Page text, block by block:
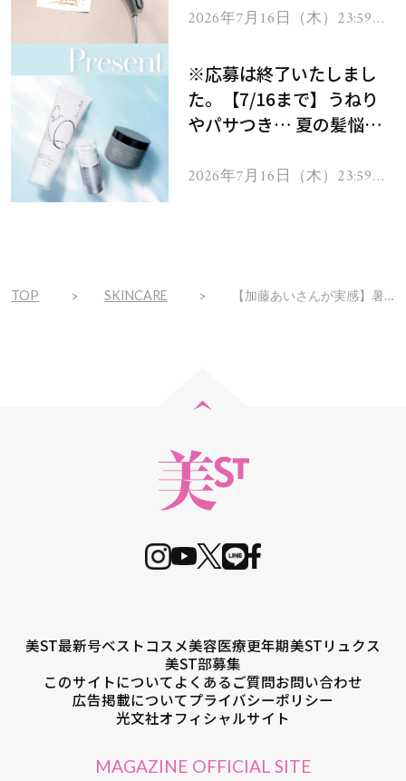
ヘアドライヤー ジュエル
2026年7月16日（木）23:59ま
※応募は終了いたしまし
た。【7/16まで】うねり
やパサつき… 夏の髪悩み
ムを13名様にプレゼン
2026年7月16日（木）23:59ま
TOP SKINCARE 【加藤あいさんが実感】暑い夏に最適！ケアも防御も頼りになる新名品・ノーファンデUV
美ST最新号ベストコスメ美容医療更年期美STリュクス
美ST部募集
このサイトについてよくあるご質問お問い合わせ
広告掲載についてプライバシーポリシー
光文社オフィシャルサイト
MAGAZINE OFFICIAL SITE